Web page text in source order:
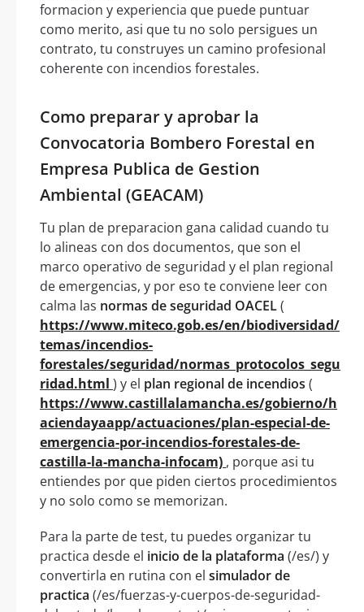
formacion y experiencia que puede puntuar
como merito, asi que tu no solo persigues un
contrato, tu construyes un camino profesional
coherente con incendios forestales.
Como preparar y aprobar la
Convocatoria Bombero Forestal en
Empresa Publica de Gestion
Ambiental (GEACAM)
Tu plan de preparacion gana calidad cuando tu
lo alineas con dos documentos, que son el
marco operativo de seguridad y el plan regional
de emergencias, y por eso te conviene leer con
calma las normas de seguridad OACEL(
https://www.miteco.gob.es/en/biodiversidad/
temas/incendios-
forestales/seguridad/normas_protocolos_segu
ridad.html ) y el plan regional de incendios (
https://www.castillalamancha.es/gobierno/h
aciendayaapp/actuaciones/plan-especial-de-
emergencia-por-incendios-forestales-de-
castilla-la-mancha-infocam) , porque asi tu
entiendes por que piden ciertos procedimientos
y no solo como se memorizan.
Para la parte de test, tu puedes organizar tu
practica desde el inicio de la plataforma (/es/) y
convertirla en rutina con el simulador de
practica (/es/fuerzas-y-cuerpos-de-seguridad-